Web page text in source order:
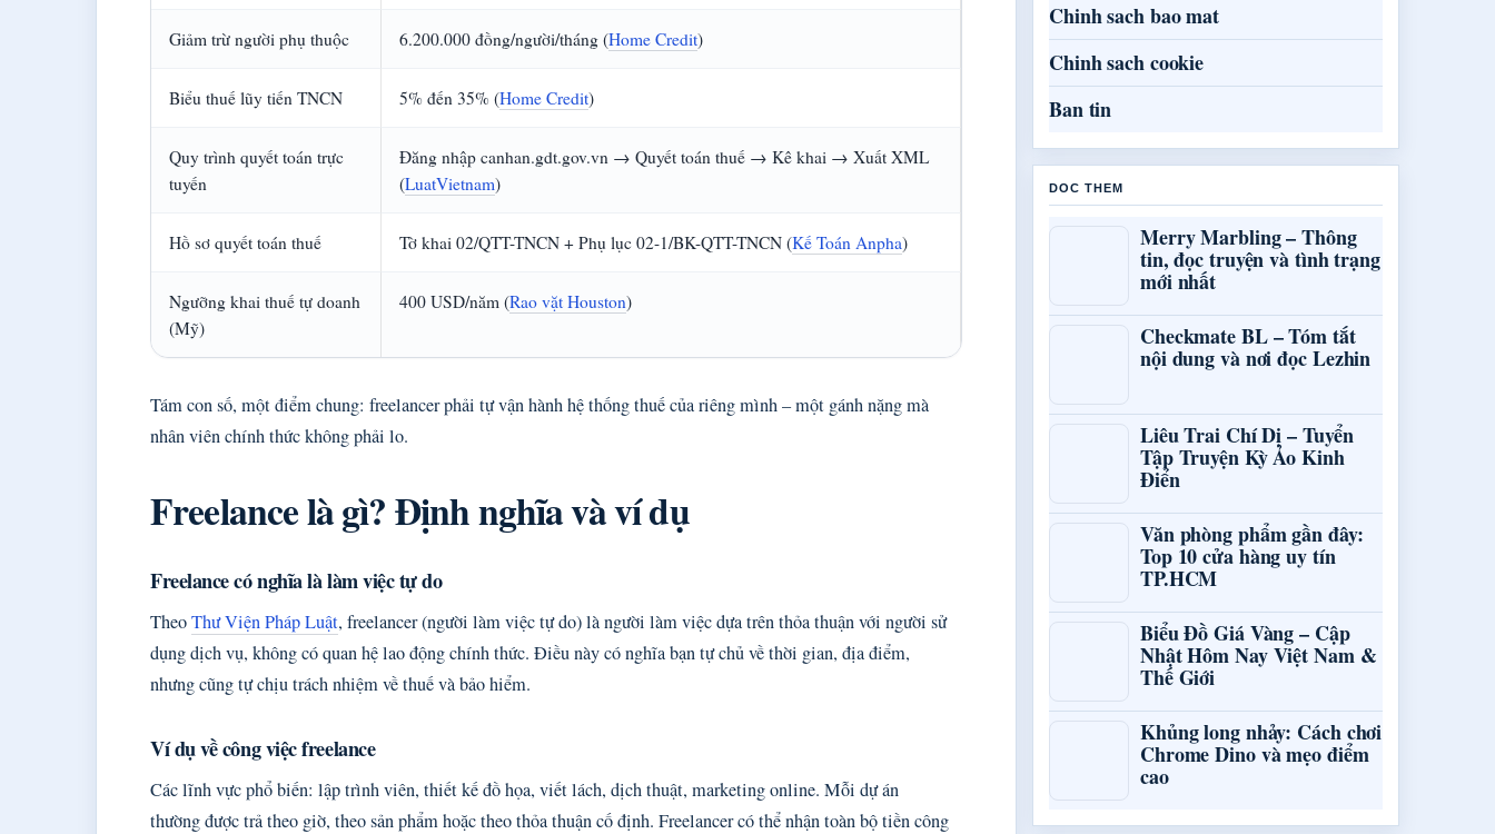
Giảm trừ người phụ thuộc 6.200.000 đồng/người/tháng (Home Credit)
Biểu thuế lũy tiến TNCN 5% đến 35% (Home Credit)
Quy trình quyết toán trực
tuyến
Đăng nhập canhan.gdt.gov.vn → Quyết toán thuế → Kê khai → Xuất XML
(LuatVietnam)
Hồ sơ quyết toán thuế Tờ khai 02/QTT-TNCN + Phụ lục 02-1/BK-QTT-TNCN (Kế Toán Anpha)
Ngưỡng khai thuế tự doanh
(Mỹ)
400 USD/năm (Rao vặt Houston)
Tám con số, một điểm chung: freelancer phải tự vận hành hệ thống thuế của riêng mình – một gánh nặng mà
nhân viên chính thức không phải lo.
Freelance là gì? Định nghĩa và ví dụ
Freelance có nghĩa là làm việc tự do
TheoThư Viện Pháp Luật, freelancer (người làm việc tự do) là người làm việc dựa trên thỏa thuận với người sử
dụng dịch vụ, không có quan hệ lao động chính thức. Điều này có nghĩa bạn tự chủ về thời gian, địa điểm,
nhưng cũng tự chịu trách nhiệm về thuế và bảo hiểm.
Ví dụ về công việc freelance
Các lĩnh vực phổ biến: lập trình viên, thiết kế đồ họa, viết lách, dịch thuật, marketing online. Mỗi dự án
thường được trả theo giờ, theo sản phẩm hoặc theo thỏa thuận cố định. Freelancer có thể nhận toàn bộ tiền công
Chinh sach bao mat
Chinh sach cookie
Ban tin
DOC THEM
Merry Marbling – Thông
tin, đọc truyện và tình trạng
mới nhất
Checkmate BL – Tóm tắt
nội dung và nơi đọc Lezhin
Liêu Trai Chí Dị – Tuyển
Tập Truyện Kỳ Ảo Kinh
Điển
Văn phòng phẩm gần đây:
Top 10 cửa hàng uy tín
TP.HCM
Biểu Đồ Giá Vàng – Cập
Nhật Hôm Nay Việt Nam &
Thế Giới
Khủng long nhảy: Cách chơi
Chrome Dino và mẹo điểm
cao